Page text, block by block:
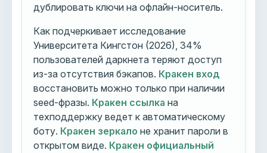
дублировать ключи на офлайн-носитель.
Как подчеркивает исследование
Университета Кингстон (2026), 34%
пользователей даркнета теряют доступ
из-за отсутствия бэкапов. Кракен вход
восстановить можно только при наличии
seed-фразы. Кракен ссылка на
техподдержку ведет к автоматическому
боту. Кракен зеркало не хранит пароли в
открытом виде. Кракен официальный